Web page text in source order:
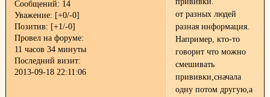
Сообщений: 14
Уважение: [+0/-0]
Позитив: [+1/-0]
Провел на форуме:
11 часов 34 минуты
Последний визит:
2013-09-18 22:11:06
от разных людей
разная информация.
Например, кто-то
говорит что можно
смешивать
прививки,сначала
одну потом другую,а